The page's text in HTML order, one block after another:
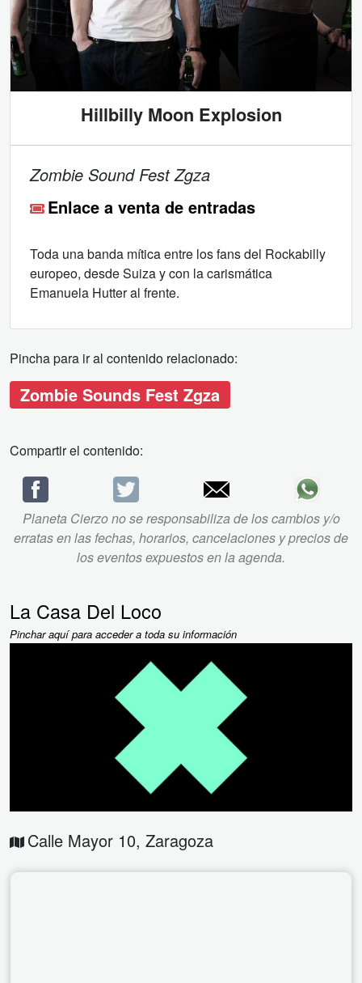
Hillbilly Moon Explosion
Zombie Sound Fest Zgza
Enlace a venta de entradas
Toda una banda mítica entre los fans del Rockabilly
europeo, desde Suiza y con la carismática
Emanuela Hutter al frente.
Pincha para ir al contenido relacionado:
Zombie Sounds Fest Zgza
Compartir el contenido:
Planeta Cierzo no se responsabiliza de los cambios y/o
erratas en las fechas, horarios, cancelaciones y precios de
los eventos expuestos en la agenda.
La Casa Del Loco
Pinchar aquí para acceder a toda su información
Calle Mayor 10, Zaragoza